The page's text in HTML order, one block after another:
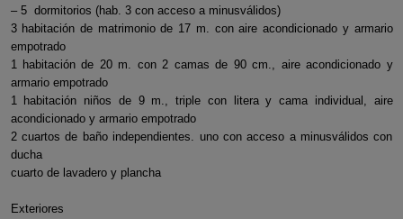
– 5 dormitorios (hab. 3 con acceso a minusválidos)
3 habitación de matrimonio de 17 m. con aire acondicionado y armario
empotrado
1 habitación de 20 m. con 2 camas de 90 cm., aire acondicionado y
armario empotrado
1 habitación niños de 9 m., triple con litera y cama individual, aire
acondicionado y armario empotrado
2 cuartos de baño independientes. uno con acceso a minusválidos con
ducha
cuarto de lavadero y plancha
Exteriores